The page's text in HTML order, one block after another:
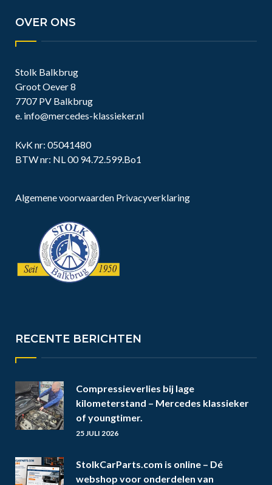
OVER ONS
Stolk Balkbrug
Groot Oever 8
7707 PV Balkbrug
e. info@mercedes-klassieker.nl
KvK nr: 05041480
BTW nr: NL 00 94.72.599.Bo1
Algemene voorwaarden Privacyverklaring
RECENTE BERICHTEN
Compressieverlies bij lage
kilometerstand – Mercedes klassieker
of youngtimer.
25 JULI 2026
StolkCarParts.com is online – Dé
webshop voor onderdelen van